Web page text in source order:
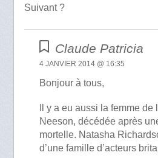
Suivant ?
Claude Patricia
4 JANVIER 2014 @ 16:35
Bonjour à tous,
Il y a eu aussi la femme de
Neeson, décédée après
mortelle. Natasha
d’une famille d’acteurs